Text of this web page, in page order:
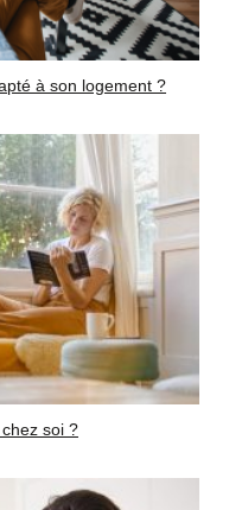
à son logement ?
soi ?